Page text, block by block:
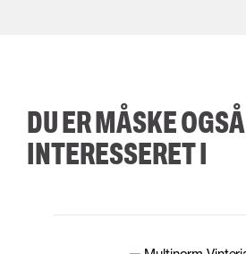
DU ER MÅSKE OGSÅ
INTERESSERET I